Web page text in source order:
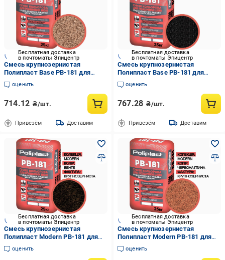
Бесплатная доставка
в почтоматы Эпицентр
Смесь крупнозернистая
Полипласт Base PB-181 для
расшивки швов кладки
клинкерного/лицевого кирпича/
(PPUA68714BKBE)
оценить
714.12 ₴/шт.
Привезём Доставим
Бесплатная доставка
в почтоматы Эпицентр
Смесь крупнозернистая
Полипласт Base PB-181 для
расшивки швов кладки
клинкерного/лицевого кирпича/
(PPUA68714BKBL)
оценить
767.28 ₴/шт.
Привезём Доставим
Бесплатная доставка
в почтоматы Эпицентр
Смесь крупнозернистая
Полипласт Modern PB-181 для
расшивки швов кладки
клинкерного/лицевого кирпича/
оценить
Бесплатная доставка
в почтоматы Эпицентр
Смесь крупнозернистая
Полипласт Modern PB-181 для
расшивки швов кладки
клинкерного/лицевого кирпича/
оценить